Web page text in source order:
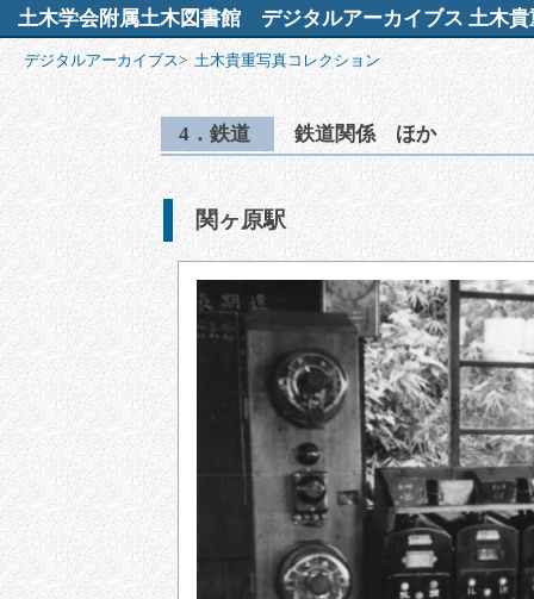
土木学会附属土木図書館 デジタルアーカイブス 土木貴
デジタルアーカイブス> 土木貴重写真コレクション
4．鉄道 鉄道関係 ほか
関ヶ原駅